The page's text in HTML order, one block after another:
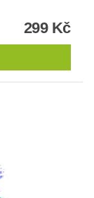
299 Kč